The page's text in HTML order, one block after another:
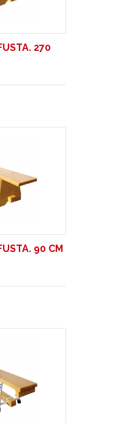
270
90 CM